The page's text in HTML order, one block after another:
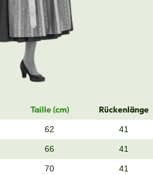
Taille (cm)
Rückenlänge
62 41
66 41
70 41